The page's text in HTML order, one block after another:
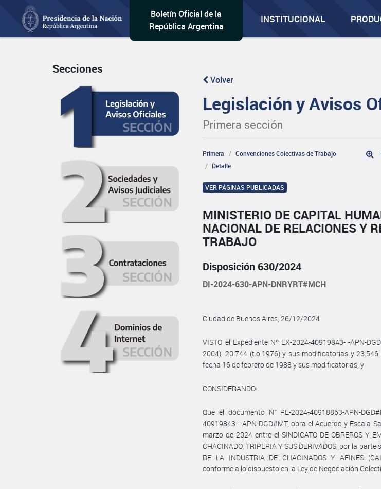
Boletín Oficial de la
República Argentina
INSTITUCIONAL
Secciones
Volver
Legislación y Avisos
Primera sección
Primera
Convenciones Colectivas de Trabajo
Detalle
VER PÁGINAS PUBLICADAS
MINISTERIO DE CAPITAL
NACIONAL DE RELACIONES Y
TRABAJO
Disposición 630/2024
DI-2024-630-APN-DNRYRT#MCH
Ciudad de Buenos Aires, 26/12/2024
VISTO el Expediente Nº EX-2024-40919843- -APN-
2004), 20.744 (t.o.1976) y sus modificatorias y 23.546
fecha 16 de febrero de 1988 y sus modificatorias, y
CONSIDERANDO:
Que el documento N° RE-2024-40918863-APN-
40919843- -APN-DGD#MT, obra el Acuerdo y Escala
marzo de 2024 entre el SINDICATO DE OBREROS Y
CHACINADO, TRIPERIA Y SUS DERIVADOS, por la
DE LA INDUSTRIA DE CHACINADOS Y AFINES
conforme a lo dispuesto en la Ley de Negociación